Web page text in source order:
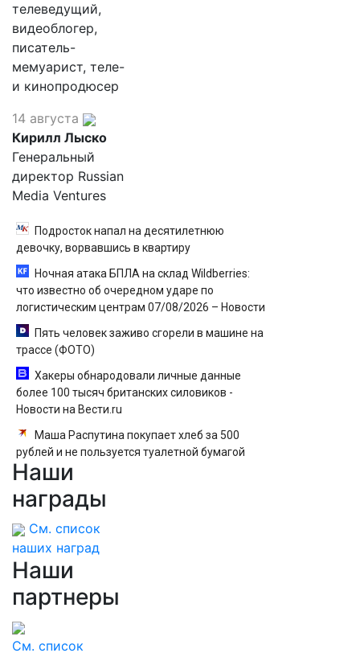
телеведущий,
видеоблогер,
писатель-
мемуарист, теле-
и кинопродюсер
14 августа
Кирилл Лыско
Генеральный
директор Russian
Media Ventures
Подросток напал на десятилетнюю
девочку, ворвавшись в квартиру
Ночная атака БПЛА на склад Wildberries:
что известно об очередном ударе по
логистическим центрам 07/08/2026 – Новости
Пять человек заживо сгорели в машине на
трассе (ФОТО)
Хакеры обнародовали личные данные
более 100 тысяч британских силовиков -
Новости на Вести.ru
Маша Распутина покупает хлеб за 500
рублей и не пользуется туалетной бумагой
Наши
награды
См. список
наших наград
Наши
партнеры
См. список